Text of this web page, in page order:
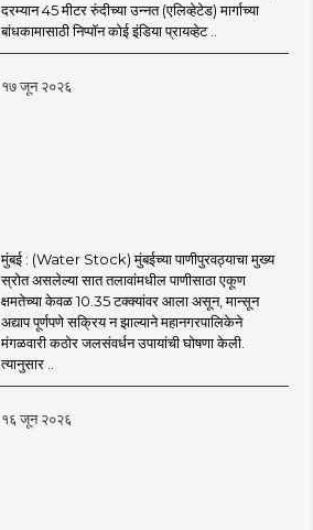
दरम्यान 45 मीटर रुंदीच्या उन्नत (एलिव्हेटेड) मार्गाच्या
बांधकामासाठी निप्पॉन कोई इंडिया प्रायव्हेट ..
१७ जून २०२६
मुंबई : (Water Stock) मुंबईच्या पाणीपुरवठ्याचा मुख्य
स्रोत असलेल्या सात तलावांमधील पाणीसाठा एकूण
क्षमतेच्या केवळ 10.35 टक्क्यांवर आला असून, मान्सून
अद्याप पूर्णपणे सक्रिय न झाल्याने महानगरपालिकेने
मंगळवारी कठोर जलसंवर्धन उपायांची घोषणा केली.
त्यानुसार ..
१६ जून २०२६